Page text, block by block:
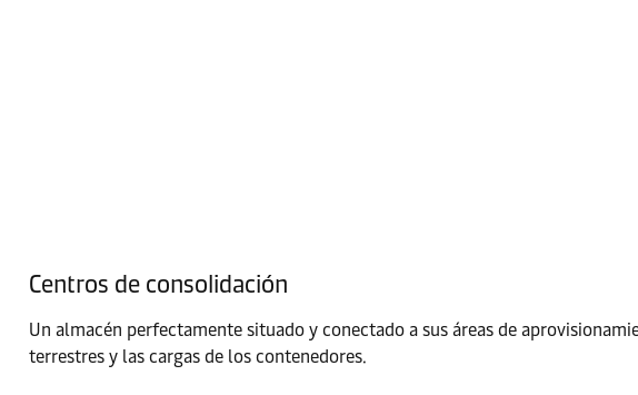
Centros de consolidación
Un almacén perfectamente situado y conectado a sus áreas de
terrestres y las cargas de los contenedores.